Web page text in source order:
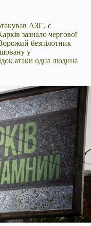
АЗС, є
зазнало чергової
безпілотник
у
атаки одна людина